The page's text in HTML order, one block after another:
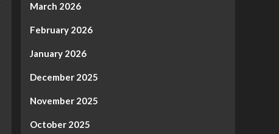
March 2026
February 2026
January 2026
December 2025
November 2025
October 2025